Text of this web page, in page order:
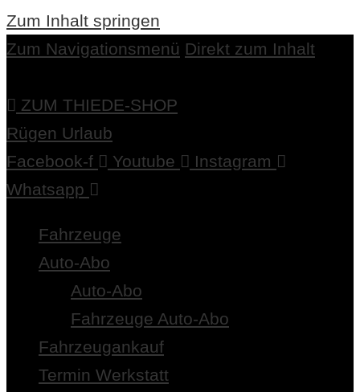
Zum Inhalt springen
Zum Navigationsmenü Direkt zum Inhalt
ZUM THIEDE-SHOP
Rügen Urlaub
Facebook-f
Youtube
Instagram
Whatsapp
Fahrzeuge
Auto-Abo
Auto-Abo
Fahrzeuge Auto-Abo
Fahrzeugankauf
Termin Werkstatt